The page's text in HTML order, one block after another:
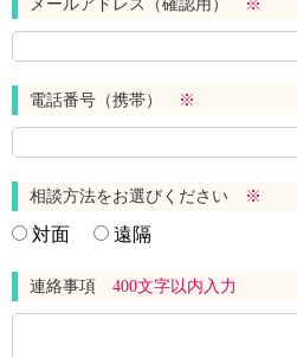
メールアドレス（確認用） ※
電話番号（携帯） ※
相談方法をお選びください ※
対面 遠隔
連絡事項 400文字以内入力